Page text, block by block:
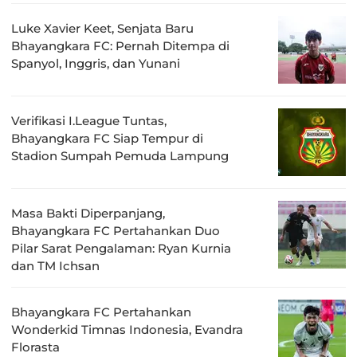
Luke Xavier Keet, Senjata Baru
Bhayangkara FC: Pernah Ditempa di
Spanyol, Inggris, dan Yunani
Verifikasi I.League Tuntas,
Bhayangkara FC Siap Tempur di
Stadion Sumpah Pemuda Lampung
Masa Bakti Diperpanjang,
Bhayangkara FC Pertahankan Duo
Pilar Sarat Pengalaman: Ryan Kurnia
dan TM Ichsan
Bhayangkara FC Pertahankan
Wonderkid Timnas Indonesia, Evandra
Florasta